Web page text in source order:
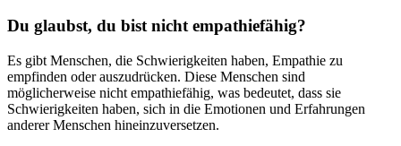
Du glaubst, du bist nicht empathiefähig?
Es gibt Menschen, die Schwierigkeiten haben, Empathie zu
empfinden oder auszudrücken. Diese Menschen sind
möglicherweise nicht empathiefähig, was bedeutet, dass sie
Schwierigkeiten haben, sich in die Emotionen und Erfahrungen
anderer Menschen hineinzuversetzen.